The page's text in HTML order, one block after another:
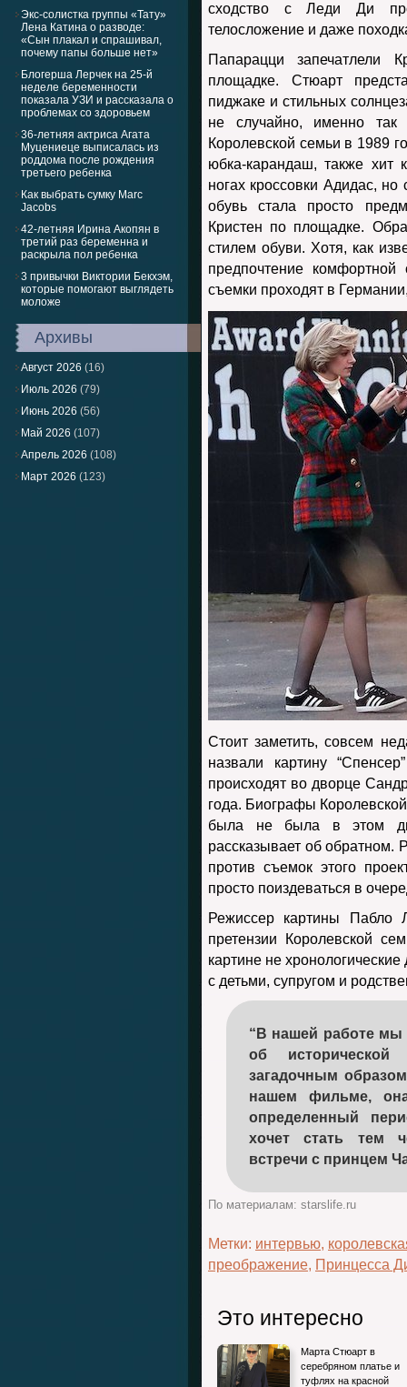
Экс-солистка группы «Тату»
Лена Катина о разводе:
«Сын плакал и спрашивал,
почему папы больше нет»
Блогерша Лерчек на 25-й
неделе беременности
показала УЗИ и рассказала о
проблемах со здоровьем
36-летняя актриса Агата
Муцениеце выписалась из
роддома после рождения
третьего ребенка
Как выбрать сумку Marc
Jacobs
42-летняя Ирина Акопян в
третий раз беременна и
раскрыла пол ребенка
3 привычки Виктории Бекхэм,
которые помогают выглядеть
моложе
Архивы
Август 2026 (16)
Июль 2026 (79)
Июнь 2026 (56)
Май 2026 (107)
Апрель 2026 (108)
Март 2026 (123)
сходство с Леди Ди
телосложение и даже
Папарацци запечатлели
площадке. Стюарт
пиджаке и стильных
не случайно, именно так
Королевской семьи в 1989
юбка-карандаш, также хит
ногах кроссовки Адидас, но
обувь стала просто
Кристен по площадке.
стилем обуви. Хотя, как
предпочтение
съемки проходят в
Стоит заметить, совсем
назвали картину
происходят во дворце
года. Биографы
была не была в этом
рассказывает об обратном.
против съемок этого
просто поиздеваться в
Режиссер картины Пабло
претензии Королевской
картине не
с детьми, супругом и
“В нашей работе мы
об исторической
загадочным
нашем фильме,
определенный
хочет стать тем
встречи с принцем
По материалам: starslife.ru
Метки: интервью,
преображение, Принцесса
Это интересно
Марта Стюарт в
серебряном платье и
туфлях на красной